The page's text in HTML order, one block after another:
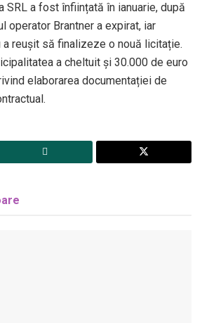
SRL a fost înființată în ianuarie, după
operator Brantner a expirat, iar
reușit să finalizeze o nouă licitație.
a cheltuit și 30.000 de euro
elaborarea documentației de